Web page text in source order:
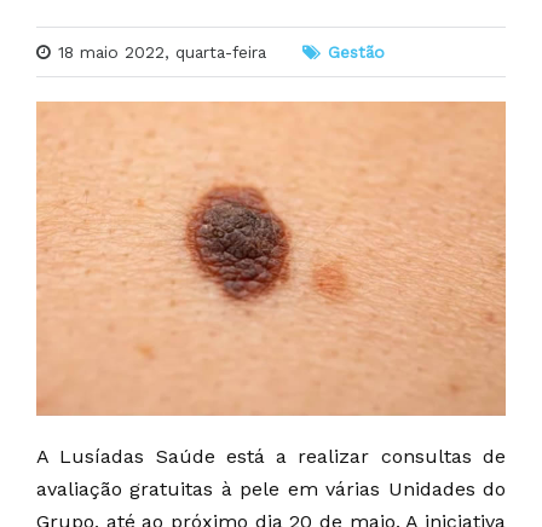
18 maio 2022, quarta-feira Gestão
A Lusíadas Saúde está a realizar consultas de
avaliação gratuitas à pele em várias Unidades do
Grupo, até ao próximo dia 20 de maio. A iniciativa